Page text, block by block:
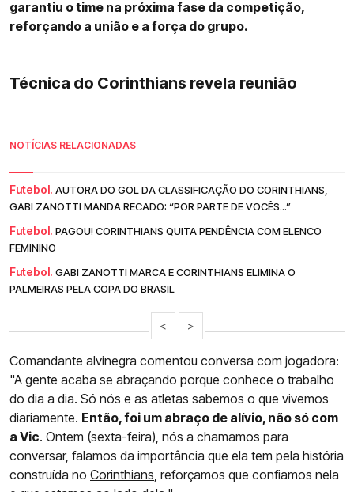
garantiu o time na próxima fase da competição,
reforçando a união e a força do grupo.
Técnica do Corinthians revela reunião
NOTÍCIAS RELACIONADAS
Futebol. AUTORA DO GOL DA CLASSIFICAÇÃO DO CORINTHIANS,
GABI ZANOTTI MANDA RECADO: “POR PARTE DE VOCÊS...”
Futebol. PAGOU! CORINTHIANS QUITA PENDÊNCIA COM ELENCO
FEMININO
Futebol. GABI ZANOTTI MARCA E CORINTHIANS ELIMINA O
PALMEIRAS PELA COPA DO BRASIL
< >
Comandante alvinegra comentou conversa com jogadora:
"A gente acaba se abraçando porque conhece o trabalho
do dia a dia. Só nós e as atletas sabemos o que vivemos
diariamente. Então, foi um abraço de alívio, não só com
a Vic. Ontem (sexta-feira), nós a chamamos para
conversar, falamos da importância que ela tem pela história
construída no Corinthians , reforçamos que confiamos nela